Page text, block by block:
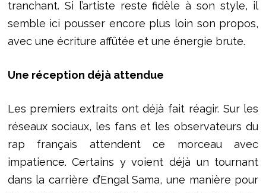
tranchant. Si l’artiste reste fidèle à son style, il
semble ici pousser encore plus loin son propos,
avec une écriture affûtée et une énergie brute.
Une réception déjà attendue
Les premiers extraits ont déjà fait réagir. Sur les
réseaux sociaux, les fans et les observateurs du
rap français attendent ce morceau avec
impatience. Certains y voient déjà un tournant
dans la carrière d’Engal Sama, une manière pour